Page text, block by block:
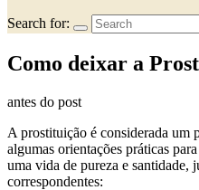
Search for:
Como deixar a
antes do post
A prostituição é considerada um
algumas orientações práticas
uma vida de pureza e santidade,
correspondentes: